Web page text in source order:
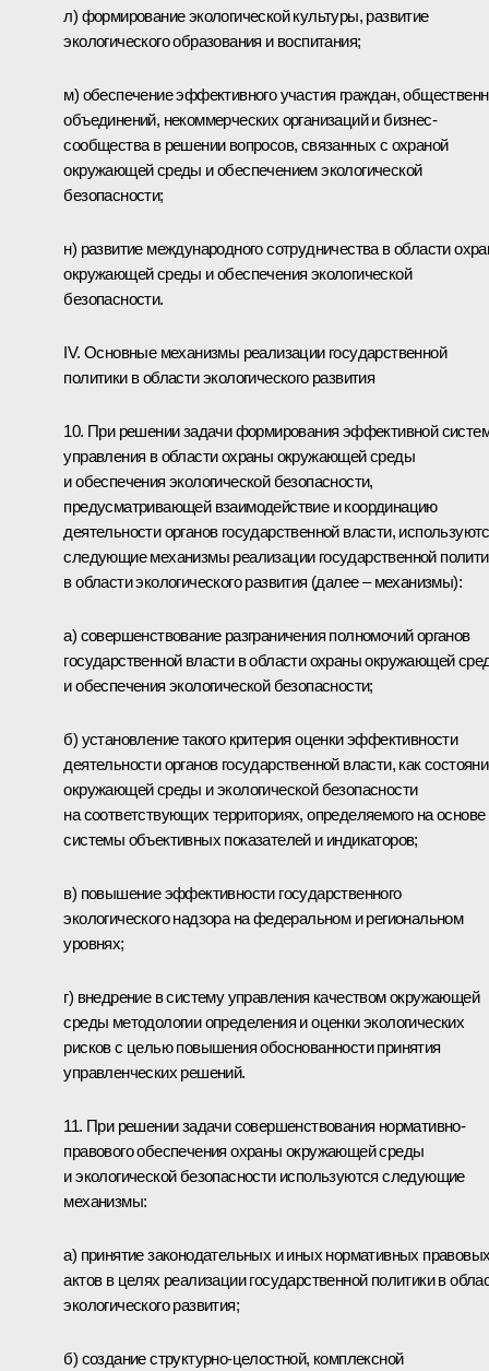
л) формирование экологической культуры, развитие
экологического образования и воспитания;
м) обеспечение эффективного участия граждан,
объединений, некоммерческих организаций и бизнес-
сообщества в решении вопросов, связанных с охраной
окружающей среды и обеспечением экологической
безопасности;
н) развитие международного сотрудничества в области
окружающей среды и обеспечения экологической
безопасности.
IV. Основные механизмы реализации государственной
политики в области экологического развития
10. При решении задачи формирования эффективной
управления в области охраны окружающей среды
и обеспечения экологической безопасности,
предусматривающей взаимодействие и координацию
деятельности органов государственной власти,
следующие механизмы реализации государственной
в области экологического развития (далее – механизмы):
а) совершенствование разграничения полномочий органов
государственной власти в области охраны окружающей
и обеспечения экологической безопасности;
б) установление такого критерия оценки эффективности
деятельности органов государственной власти, как
окружающей среды и экологической безопасности
на соответствующих территориях, определяемого на основе
системы объективных показателей и индикаторов;
в) повышение эффективности государственного
экологического надзора на федеральном и региональном
уровнях;
г) внедрение в систему управления качеством окружающей
среды методологии определения и оценки экологических
рисков с целью повышения обоснованности принятия
управленческих решений.
11. При решении задачи совершенствования нормативно-
правового обеспечения охраны окружающей среды
и экологической безопасности используются следующие
механизмы:
а) принятие законодательных и иных нормативных
актов в целях реализации государственной политики в
экологического развития;
б) создание структурно-целостной, комплексной